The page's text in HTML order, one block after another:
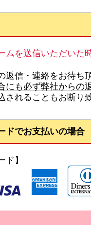
ムを送信いただいた
返信・連絡をお待ち
にも必ず弊社からの
されることもお断り
ドでお支払いの場合
ド】